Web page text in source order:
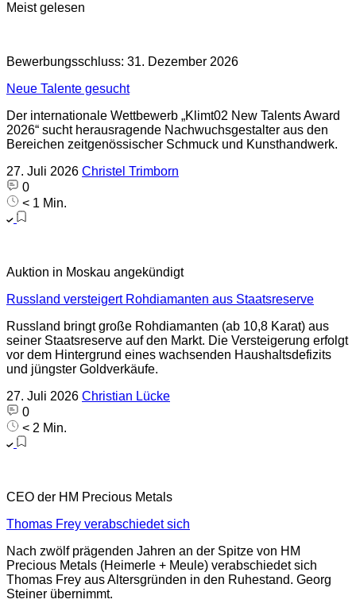
Meist gelesen
Bewerbungsschluss: 31. Dezember 2026
Neue Talente gesucht
Der internationale Wettbewerb „Klimt02 New Talents Award
2026“ sucht herausragende Nachwuchsgestalter aus den
Bereichen zeitgenössischer Schmuck und Kunsthandwerk.
27. Juli 2026 Christel Trimborn
0
< 1 Min.
Auktion in Moskau angekündigt
Russland versteigert Rohdiamanten aus Staatsreserve
Russland bringt große Rohdiamanten (ab 10,8 Karat) aus
seiner Staatsreserve auf den Markt. Die Versteigerung erfolgt
vor dem Hintergrund eines wachsenden Haushaltsdefizits
und jüngster Goldverkäufe.
27. Juli 2026 Christian Lücke
0
< 2 Min.
CEO der HM Precious Metals
Thomas Frey verabschiedet sich
Nach zwölf prägenden Jahren an der Spitze von HM
Precious Metals (Heimerle + Meule) verabschiedet sich
Thomas Frey aus Altersgründen in den Ruhestand. Georg
Steiner übernimmt.